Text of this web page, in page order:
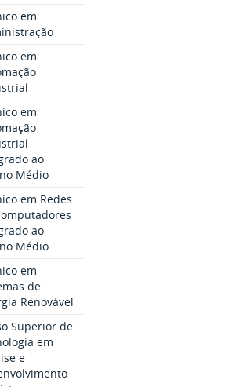
em
em
em
ao
Médio
em Redes
ao
Médio
em
de
Renovável
Superior de
em
e